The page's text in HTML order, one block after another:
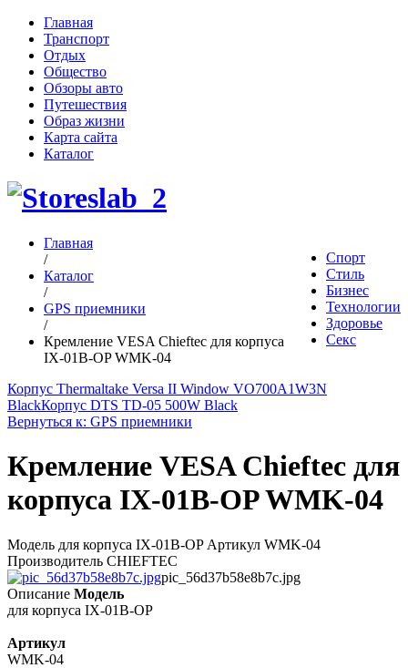
Главная
Транспорт
Отдых
Общество
Обзоры авто
Путешествия
Образ жизни
Карта сайта
Каталог
Спорт
Стиль
Бизнес
Технологии
Здоровье
Секс
Главная
/
Каталог
/
GPS приемники
/
Кремление VESA Chieftec для корпуса
IX-01B-OP WMK-04
Корпус Thermaltake Versa II Window VO700A1W3N
BlackКорпус DTS TD-05 500W Black
Вернуться к: GPS приемники
Кремление VESA Chieftec для
корпуса IX-01B-OP WMK-04
Модель для корпуса IX-01B-OP Артикул WMK-04
Производитель CHIEFTEC
pic_56d37b58e8b7c.jpg
Описание Модель
для корпуса IX-01B-OP
Артикул
WMK-04